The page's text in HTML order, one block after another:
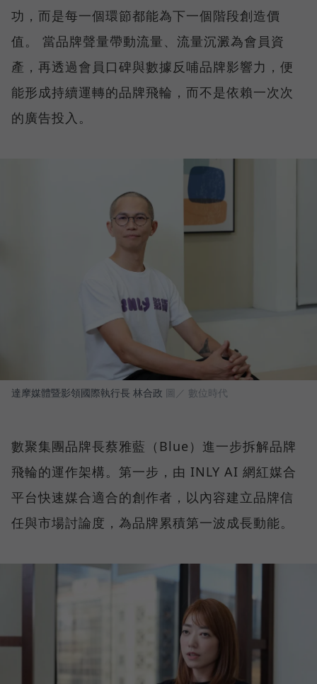
功，而是每一個環節都能為下一個階段創造價
值。 當品牌聲量帶動流量、流量沉澱為會員資
產，再透過會員口碑與數據反哺品牌影響力，便
能形成持續運轉的品牌飛輪，而不是依賴一次次
的廣告投入。
達摩媒體暨影領國際執行長 林合政 圖／ 數位時代
數聚集團品牌長蔡雅藍（Blue）進一步拆解品牌
飛輪的運作架構。第一步，由 INLY AI 網紅媒合
平台快速媒合適合的創作者，以內容建立品牌信
任與市場討論度，為品牌累積第一波成長動能。